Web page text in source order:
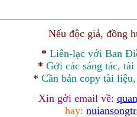
Nếu độc giả, đồng
* Liên-lạc với Ban
* Gởi các sáng tác,
* Cần bản copy tài
Xin gởi email về:
hay: